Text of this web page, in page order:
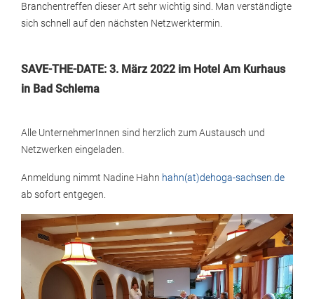
Branchentreffen dieser Art sehr wichtig sind. Man verständigte
sich schnell auf den nächsten Netzwerktermin.
SAVE-THE-DATE: 3. März 2022 im Hotel Am Kurhaus
in Bad Schlema
Alle UnternehmerInnen sind herzlich zum Austausch und
Netzwerken eingeladen.
Anmeldung nimmt Nadine Hahn hahn(at)dehoga-sachsen.de
ab sofort entgegen.